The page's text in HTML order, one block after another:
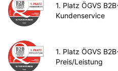
1. Platz ÖGVS
Kundenservice
1. Platz ÖGVS
Preis/Leistung